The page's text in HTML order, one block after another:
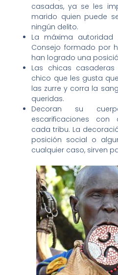
casadas, ya se les
marido quien puede
ningún delito.
La máxima
Consejo formado por
han logrado una
Las chicas
chico que les gusta
las zurre y corra la
queridas.
Decoran su
escarificaciones con
cada tribu. La
posición social o
cualquier caso, sirven